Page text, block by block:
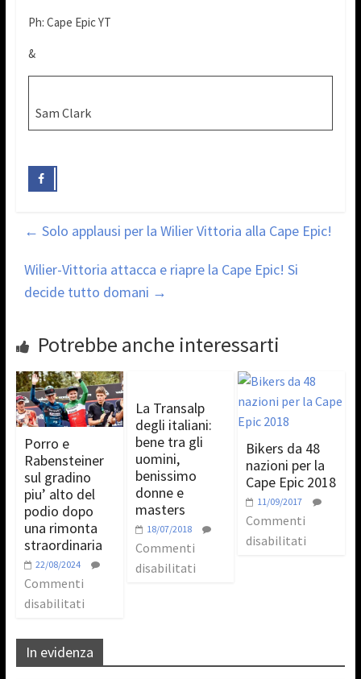
Ph: Cape Epic YT
&
Sam Clark
← Solo applausi per la Wilier Vittoria alla Cape Epic!
Wilier-Vittoria attacca e riapre la Cape Epic! Si
decide tutto domani →
Potrebbe anche interessarti
Porro e
Rabensteiner
sul gradino
piu’ alto del
podio dopo
una rimonta
straordinaria
22/08/2024
Commenti
disabilitati
La Transalp
degli italiani:
bene tra gli
uomini,
benissimo
donne e
masters
18/07/2018
Commenti
disabilitati
Bikers da 48
nazioni per la
Cape Epic 2018
11/09/2017
Commenti
disabilitati
In evidenza